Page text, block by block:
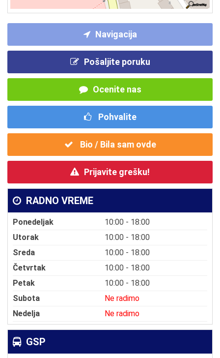
Navigacija
Pošaljite poruku
Ocenite nas
Pohvalite
Bio / Bila sam ovde
Prijavite grešku!
RADNO VREME
Ponedeljak
10:00 - 18:00
Utorak
10:00 - 18:00
Sreda
10:00 - 18:00
Četvrtak
10:00 - 18:00
Petak
10:00 - 18:00
Subota
Ne radimo
Nedelja
Ne radimo
GSP